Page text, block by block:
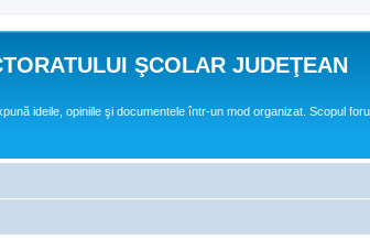
ŞCOLAR JUDEŢEAN
ideile, opiniile şi documentele într-un mod organizat. Scopul